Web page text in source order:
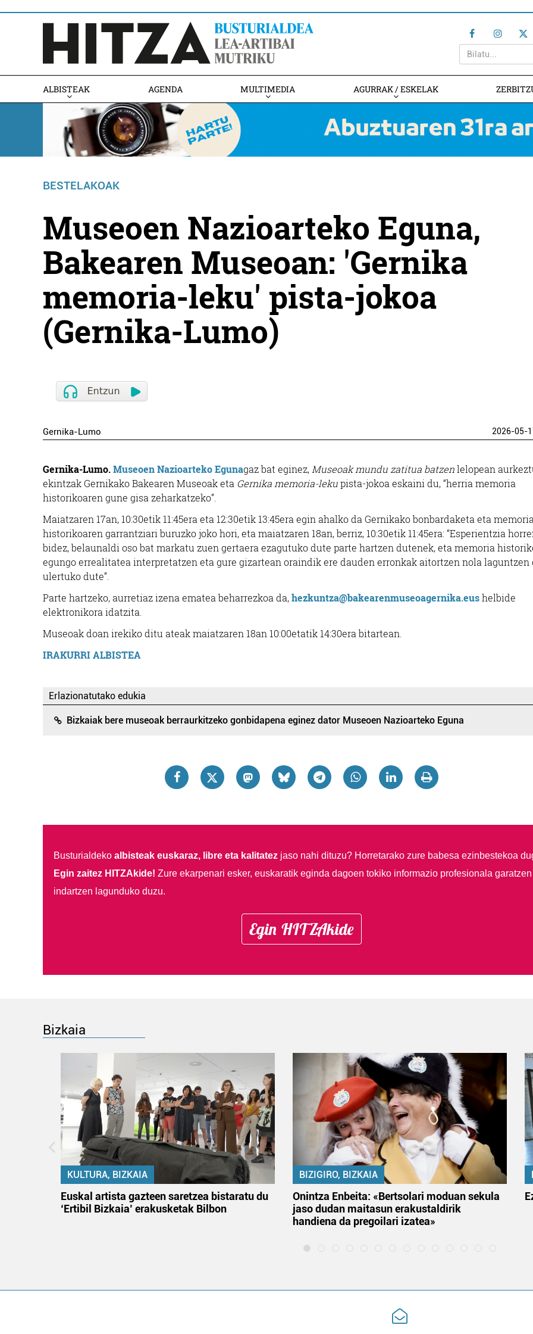
ALBISTEAK AGENDA MULTIMEDIA AGURRAK / ESKELAK
BESTELAKOAK
Museoen Nazioarteko Eguna,
Bakearen Museoan: 'Gernika
memoria-leku' pista-jokoa
(Gernika-Lumo)
Gernika-Lumo 2026-05-
Gernika-Lumo.Museoen Nazioarteko Egunagaz bat eginez, Museoak mundu zatitua batzenlelopean
ekintzak Gernikako Bakearen Museoak eta Gernika memoria-lekupista-jokoa eskaini du, “herria memoria
historikoaren gune gisa zeharkatzeko”.
Maiatzaren 17an, 10:30etik 11:45era eta 12:30etik 13:45era egin ahalko da Gernikako bonbardaketa eta memoria
historikoaren garrantziari buruzko joko hori, eta maiatzaren 18an, berriz, 10:30etik 11:45era: “Esperientzia
bidez, belaunaldi oso bat markatu zuen gertaera ezagutuko dute parte hartzen dutenek, eta memoria
egungo errealitatea interpretatzen eta gure gizartean oraindik ere dauden erronkak aitortzen nola laguntzen
ulertuko dute”.
Parte hartzeko, aurretiaz izena ematea beharrezkoa da,hezkuntza@bakearenmuseoagernika.eushelbide
elektronikora idatzita.
Museoak doan irekiko ditu ateak maiatzaren 18an 10:00etatik 14:30era bitartean.
IRAKURRI ALBISTEA
Erlazionatutako edukia
Bizkaiak bere museoak berraurkitzeko gonbidapena eginez dator Museoen Nazioarteko Eguna
Busturialdeko albisteak euskaraz, libre eta kalitatezjaso nahi dituzu? Horretarako zure babesa ezinbestekoa
Egin zaitez HITZAkide! Zure ekarpenari esker, euskaratik eginda dagoen tokiko informazio profesionala garatzen
indartzen lagunduko duzu.
Egin HITZAkide
Bizkaia
KULTURA, BIZKAIA
Euskal artista gazteen saretzea bistaratu du
‘Ertibil Bizkaia’ erakusketak Bilbon
BIZIGIRO, BIZKAIA
Onintza Enbeita: «Bertsolari moduan sekula
jaso dudan maitasun erakustaldirik
handiena da pregoilari izatea»